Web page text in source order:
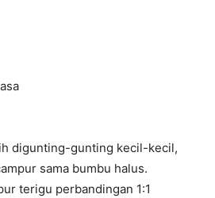
digunting-gunting kecil-kecil,
sama bumbu halus.
terigu perbandingan 1:1